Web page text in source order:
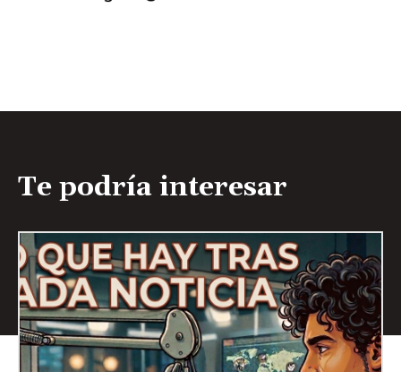
Te podría interesar